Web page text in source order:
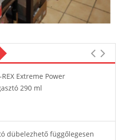
Oszloptartó csavarozható
1 395 Ft
Zár EURO-ELZETT kilincsműködtetésű